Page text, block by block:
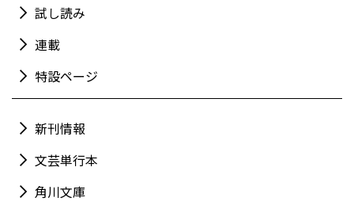
試し読み
連載
特設ページ
新刊情報
文芸単行本
角川文庫